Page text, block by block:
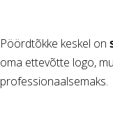
Pöördtõkke keskel on
oma ettevõtte logo,
professionaalsemaks.